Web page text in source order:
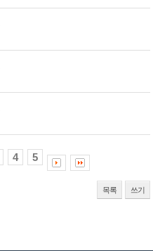
4 5
목록 쓰기